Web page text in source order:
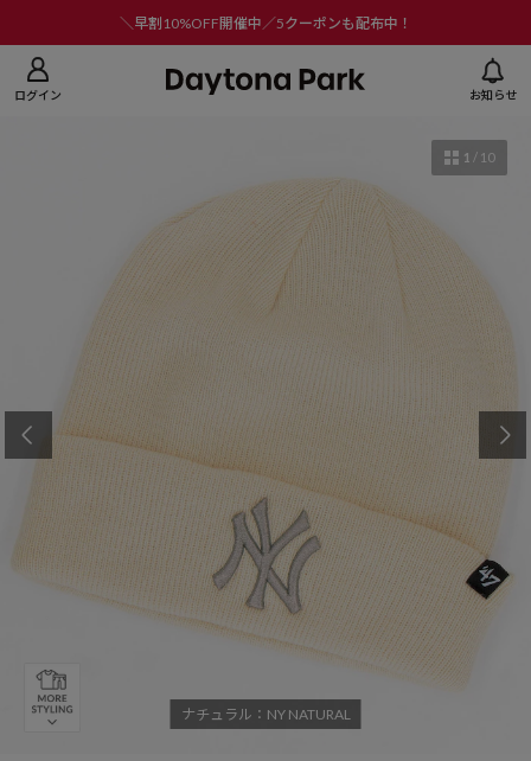
＼早割10%OFF開催中／5クーポンも配布中！
ログイン お知らせ
ナチュラル：NY NATURAL
1 / 10